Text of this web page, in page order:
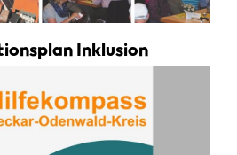
Inklusion